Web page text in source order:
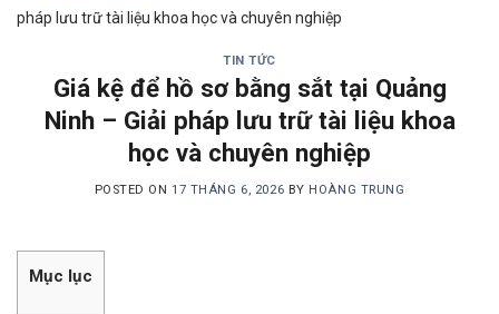
pháp lưu trữ tài liệu khoa học và chuyên nghiệp
TIN TỨC
Giá kệ để hồ sơ bằng sắt tại Quảng
Ninh – Giải pháp lưu trữ tài liệu khoa
học và chuyên nghiệp
POSTED ON17 THÁNG 6, 2026 BY HOÀNG TRUNG
Mục lục